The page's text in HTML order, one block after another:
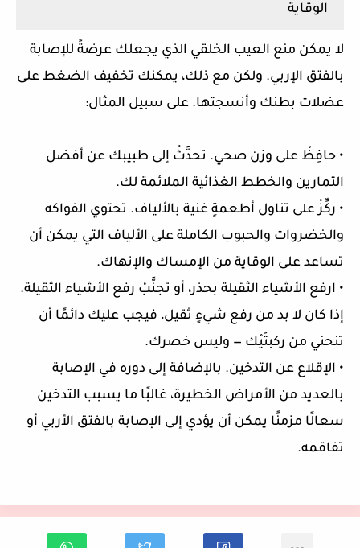
الوقاية
لا يمكن منع العيب الخلقي الذي يجعلك عرضةً للإصابة
بالفتق الإربي. ولكن مع ذلك، يمكنك تخفيف الضغط على
عضلات بطنك وأنسجتها. على سبيل المثال:
• حافِظْ على وزن صحي. تحدَّثْ إلى طبيبك عن أفضل
التمارين والخطط الغذائية الملائمة لك.
• ركِّزْ على تناول أطعمةٍ غنية بالألياف. تحتوي الفواكه
والخضروات والحبوب الكاملة على الألياف التي يمكن أن
تساعد على الوقاية من الإمساك والإنهاك.
• ارفع الأشياء الثقيلة بحذر، أو تجنَّبْ رفع الأشياء الثقيلة.
إذا كان لا بد من رفع شيءٍ ثقيل، فيجب عليك دائمًا أن
تنحني من ركبتَيْك — وليس خصرك.
• الإقلاع عن التدخين. بالإضافة إلى دوره في الإصابة
بالعديد من الأمراض الخطيرة، غالبًا ما يسبب التدخين
سعالًا مزمنًا يمكن أن يؤدي إلى الإصابة بالفتق الأربي أو
تفاقمه.